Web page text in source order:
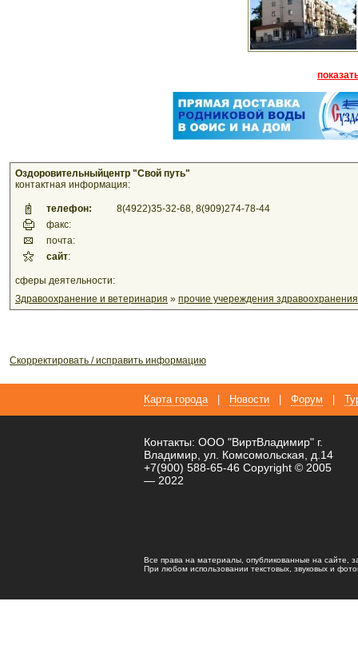
Оздоровительныйцентр "Свой путь"
контактная информация:
телефон:
8(4922)35-32-68, 8(909)274-78-44
факс:
почта:
сайт:
сферы деятельности:
Здравоохранение и ветеринария » прочие учереждения здравоохранения
Скорректировать / исправить информацию
Карта города Новости Форум
Контакты: ООО "ВиртВладимир" г.
Владимир, ул. Комсомольская, д.14
+7(900) 588-65-46 Copyright © 2005
— 2022
Все права на материалы, опубликованные на сайте,
При любом использовании текстовых, звуковых и